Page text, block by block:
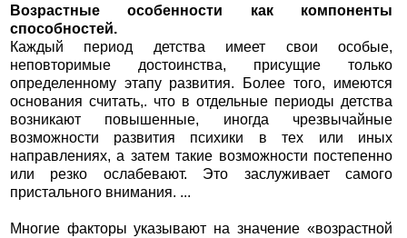
Возрастные особенности как компоненты
способностей.
Каждый период детства имеет свои особые,
неповторимые достоинства, присущие только
определенному этапу развития. Более того, имеются
основания считать,. что в отдельные периоды детства
возникают повышенные, иногда чрезвычайные
возможности развития психики в тех или иных
направлениях, а затем такие возможности постепенно
или резко ослабевают. Это заслуживает самого
пристального внимания. ...
Многие факторы указывают на значение «возрастной